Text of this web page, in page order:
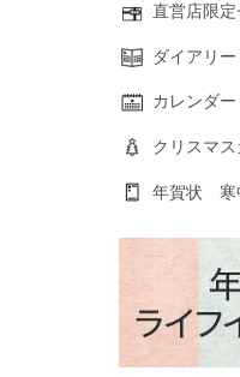
直営店限定
ダイアリー
カレンダー
クリスマス
年賀状 寒